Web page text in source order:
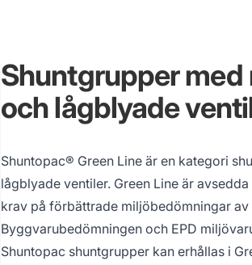
Shuntgrupper
och lågblyade
Shuntopac® Green Line är en kategori
lågblyade ventiler. Green Line är
krav på förbättrade miljöbedömningar av
Byggvarubedömningen och EPD
Shuntopac shuntgrupper kan erhållas i